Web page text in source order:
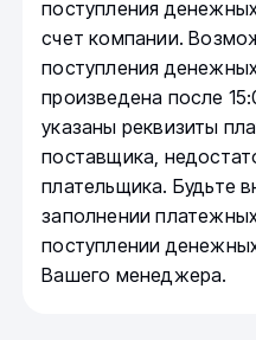
поступления
счет компании.
поступления
произведена после
указаны реквизиты
поставщика,
плательщика. Будьте
заполнении
поступлении
Вашего менеджера.